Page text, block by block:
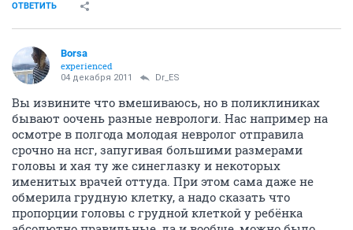
ОТВЕТИТЬ
Borsa
experienced
04 декабря 2011 Dr_ES
Вы извините что вмешиваюсь, но в поликлиниках
бывают оочень разные неврологи. Нас например на
осмотре в полгода молодая невролог отправила
срочно на нсг, запугивая большими размерами
головы и хая ту же синеглазку и некоторых
именитых врачей оттуда. При этом сама даже не
обмерила грудную клетку, а надо сказать что
пропорции головы с грудной клеткой у ребёнка